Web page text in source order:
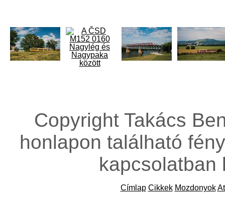
Copyright Takács
honlapon található
Címlap Cikkek Mozdonyok